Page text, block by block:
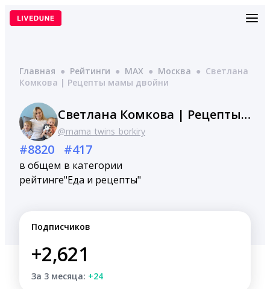
Перейти
Главная ● Рейтинги ● MAX ● Москва ● Светлана
Комкова | Рецепты мамы двойни
Светлана Комкова | Рецепты мамы двойни
@mama_twins_borkiry
#8820
в общем
рейтинге
#417
в категории
"Еда и рецепты"
Подписчиков
+2,621
За 3 месяца: +24